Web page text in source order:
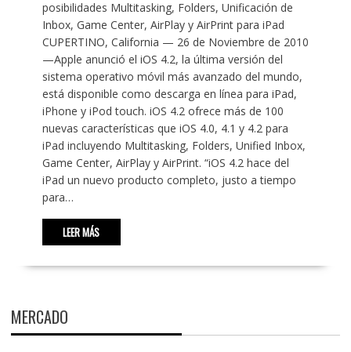
posibilidades Multitasking, Folders, Unificación de
Inbox, Game Center, AirPlay y AirPrint para iPad
CUPERTINO, California — 26 de Noviembre de 2010
—Apple anunció el iOS 4.2, la última versión del
sistema operativo móvil más avanzado del mundo,
está disponible como descarga en línea para iPad,
iPhone y iPod touch. iOS 4.2 ofrece más de 100
nuevas características que iOS 4.0, 4.1 y 4.2 para
iPad incluyendo Multitasking, Folders, Unified Inbox,
Game Center, AirPlay y AirPrint. “iOS 4.2 hace del
iPad un nuevo producto completo, justo a tiempo
para…
LEER MÁS
MERCADO